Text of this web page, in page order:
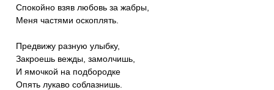
Спокойно взяв любовь за жабры,
Меня частями оскоплять.
Предвижу разную улыбку,
Закроешь вежды, замолчишь,
И ямочкой на подбородке
Опять лукаво соблазнишь.